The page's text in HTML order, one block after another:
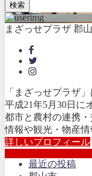
検索
まざっせプラザ 郡山
「まざっせプラザ
平成21年5月30日に
都市と農村の連携
情報や観光・物産
詳しいプロフィール
最近の投稿